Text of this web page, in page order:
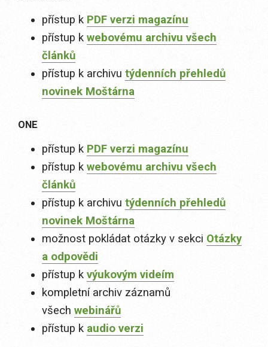
přístup k PDF verzi magazínu
přístup k webovému archivu všech
článků
přístup k archivu týdenních přehledů
novinek Moštárna
ONE
přístup k PDF verzi magazínu
přístup k webovému archivu všech
článků
přístup k archivu týdenních přehledů
novinek Moštárna
možnost pokládat otázky v sekci Otázky
a odpovědi
přístup k výukovým videím
kompletní archiv záznamů
všech webinářů
přístup k audio verzi